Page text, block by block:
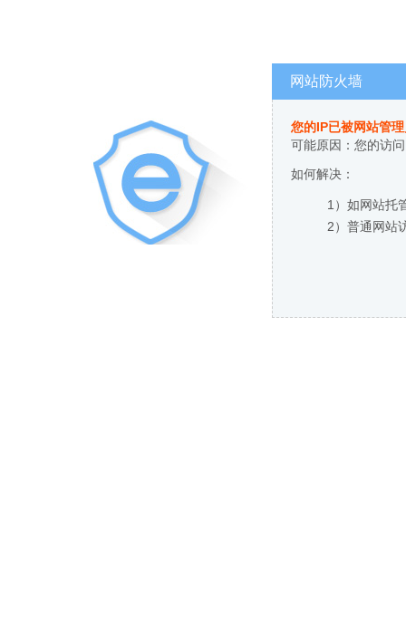
网站防火墙
您的IP已被网站管
可能原因：您的访
如何解决：
1）如网站托
2）普通网站